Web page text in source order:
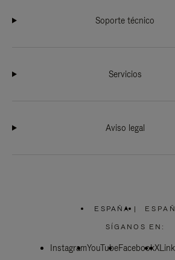
Soporte técnico
Servicios
Aviso legal
ESPAÑA
ELIGE
LA
|
SÍGANOS EN:
InstagramYouTubeFacebookX